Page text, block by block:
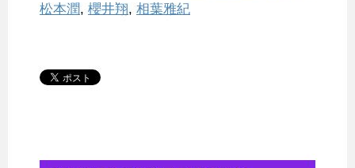
松本潤, 櫻井翔, 相葉雅紀